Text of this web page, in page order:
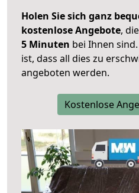
Holen Sie sich ganz
kostenlose Angebote,
5 Minuten bei Ihnen
ist, dass all dies zu
angeboten werden.
Kostenlose